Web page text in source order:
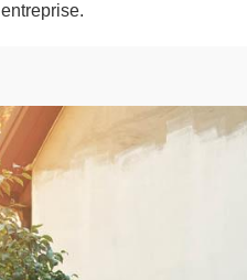
entreprise.